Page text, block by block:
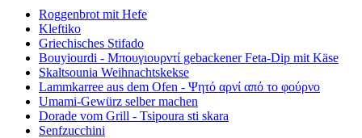
Roggenbrot mit Hefe
Kleftiko
Griechisches Stifado
Bouyiourdi - Μπουγιουρντί gebackener Feta-Dip mit Käse
Skaltsounia Weihnachtskekse
Lammkarree aus dem Ofen - Ψητό αρνί από το φούρνο
Umami-Gewürz selber machen
Dorade vom Grill - Tsipoura sti skara
Senfzucchini